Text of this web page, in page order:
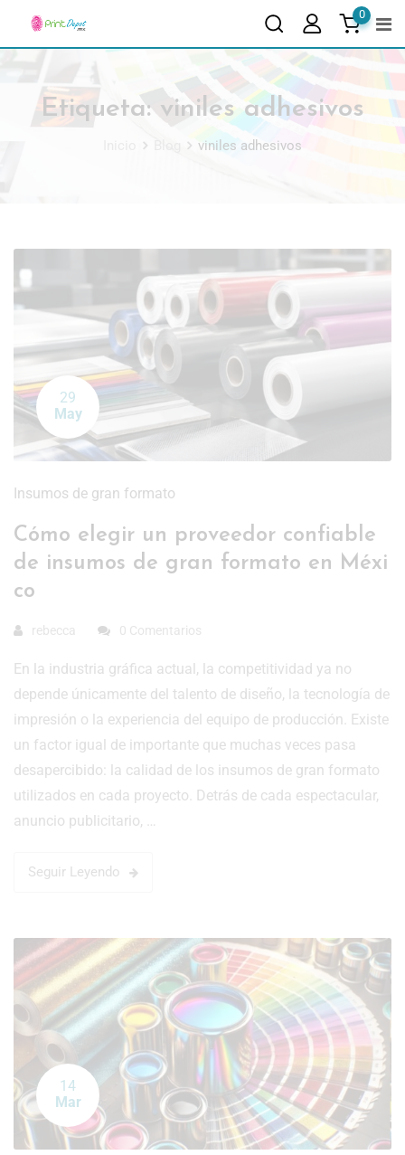
0
Etiqueta: viniles adhesivos
viniles adhesivos
29
May
Insumos de gran formato
Cómo elegir un proveedor confiable
de insumos de gran formato en Méxi
co
rebecca 0 Comentarios
En la industria gráfica actual, la competitividad ya no
depende únicamente del talento de diseño, la tecnología de
impresión o la experiencia del equipo de producción. Existe
un factor igual de importante que muchas veces pasa
desapercibido: la calidad de los insumos de gran formato
utilizados en cada proyecto. Detrás de cada espectacular,
anuncio publicitario, …
Seguir Leyendo
14
Mar